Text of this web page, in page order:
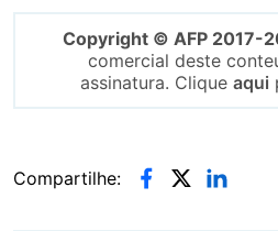
Copyright © AFP 2017-
comercial deste
assinatura. Clique aqui
Compartilhe: